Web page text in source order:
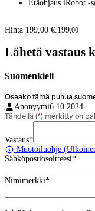
Etäohjaus iRobot -
Hinta 199,00 €. 199,00
Lähetä vastaus
Suomenkieli
Osaako tämä puhua
Anonyymi6.10.2024
Tähdellä (*) merkitty on
Vastaus*
Muotoiluohje
Sähköpostiosoitteesi*
Nimimerkki*